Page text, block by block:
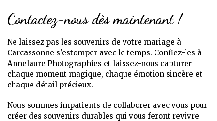
Contactez-nous dès maintenant !
Ne laissez pas les souvenirs de votre mariage à
Carcassonne s'estomper avec le temps. Confiez-les à
Annelaure Photographies et laissez-nous capturer
chaque moment magique, chaque émotion sincère et
chaque détail précieux.
Nous sommes impatients de collaborer avec vous pour
créer des souvenirs durables qui vous feront revivre